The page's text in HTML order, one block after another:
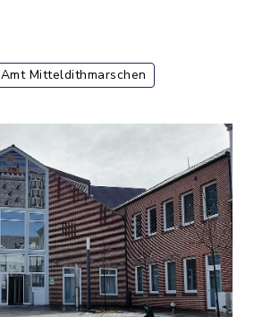
Amt Mitteldithmarschen